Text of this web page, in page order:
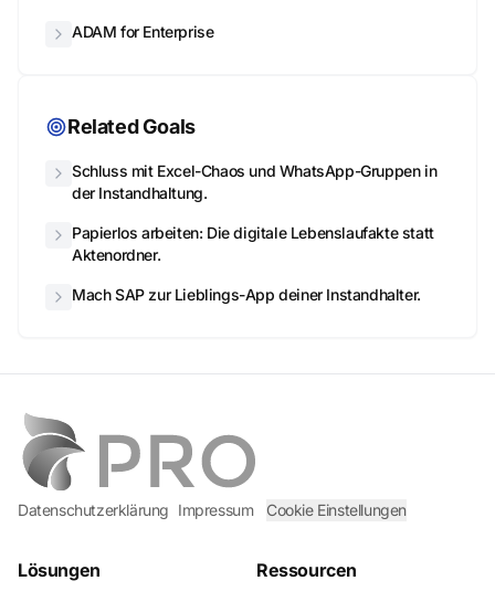
ADAM for Enterprise
Related Goals
Schluss mit Excel-Chaos und WhatsApp-Gruppen in
der Instandhaltung.
Papierlos arbeiten: Die digitale Lebenslaufakte statt
Aktenordner.
Mach SAP zur Lieblings-App deiner Instandhalter.
Datenschutzerklärung Impressum Cookie Einstellungen
Lösungen
Ressourcen